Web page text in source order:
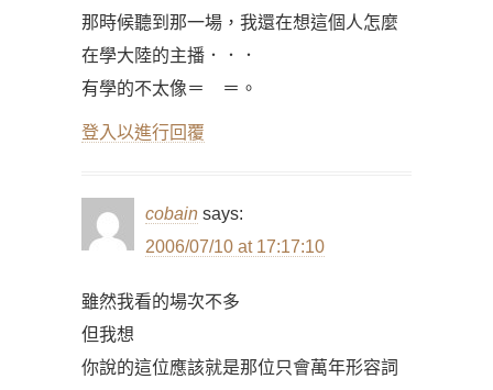
那時候聽到那一場，我還在想這個人怎麼
在學大陸的主播．．．
有學的不太像＝ ＝。
登入以進行回覆
cobain says:
2006/07/10 at 17:17:10
雖然我看的場次不多
但我想
你說的這位應該就是那位只會萬年形容詞